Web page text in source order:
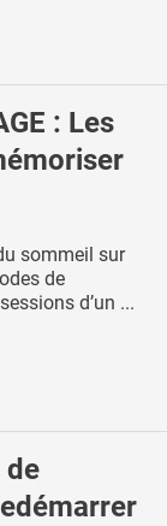
: Les
sommeil sur
de
d’un ...
de